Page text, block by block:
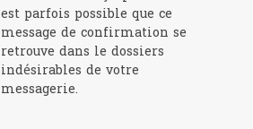
est parfois possible que ce
message de confirmation se
retrouve dans le dossiers
indésirables de votre
messagerie.